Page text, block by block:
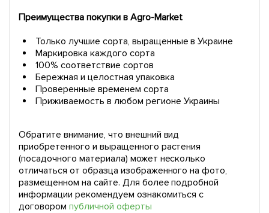
Преимущества покупки в Agro-Market
Только лучшие сорта, выращенные в Украине
Маркировка каждого сорта
100% соответствие сортов
Бережная и целостная упаковка
Проверенные временем сорта
Приживаемость в любом регионе Украины
Обратите внимание, что внешний вид
приобретенного и выращенного растения
(посадочного материала) может несколько
отличаться от образца изображенного на фото,
размещенном на сайте. Для более подробной
информации рекомендуем ознакомиться с
договором публичной оферты